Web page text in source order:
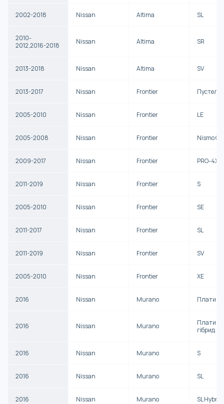
2002-2018 Nissan Altima SL
2010-
2012,2016-2018
Nissan Altima SR
2013-2018 Nissan Altima SV
2013-2017 Nissan Frontier
2005-2010 Nissan Frontier LE
2005-2008 Nissan Frontier Nismo
2009-2017 Nissan Frontier PRO-4X
2011-2019 Nissan Frontier S
2005-2010 Nissan Frontier SE
2011-2017 Nissan Frontier SL
2011-2019 Nissan Frontier SV
2005-2010 Nissan Frontier XE
2016 Nissan Murano Платина
2016 Nissan Murano
гібрид
2016 Nissan Murano S
2016 Nissan Murano SL
2016 Nissan Murano SL Hybrid